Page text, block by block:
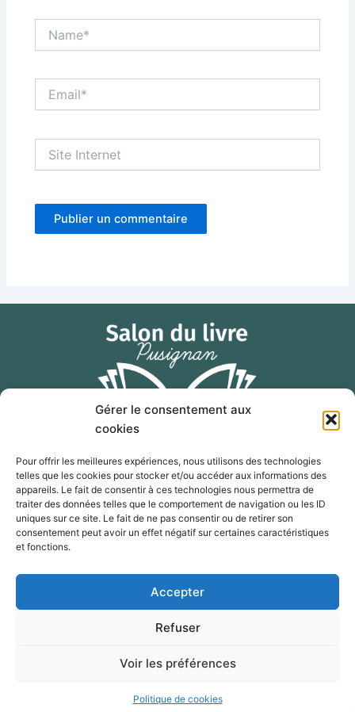
Gérer le consentement aux
cookies
Pour offrir les meilleures expériences, nous utilisons des technologies
telles que les cookies pour stocker et/ou accéder aux informations des
appareils. Le fait de consentir à ces technologies nous permettra de
traiter des données telles que le comportement de navigation ou les ID
uniques sur ce site. Le fait de ne pas consentir ou de retirer son
consentement peut avoir un effet négatif sur certaines caractéristiques
et fonctions.
Accepter
Refuser
Voir les préférences
Politique de cookies
Internet
F
a
c
e
o
k
I
n
s
t
g
r
a
m
E
n
v
e
o
e
Télécharger l'affiche 2026
© 2024 Salon du livre Pusignan 2024 par Livres Passion
3S Comm’–Mentions légales